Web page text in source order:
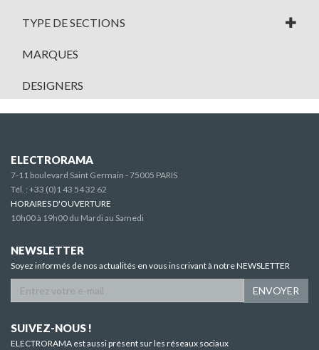
TYPE DE SECTIONS
MARQUES
DESIGNERS
ELECTRORAMA
7-11 boulevard Saint Germain - 75005 PARIS
Tél. : +33 (0)1 43 54 32 62
HORAIRES D'OUVERTURE
10h00 à 19h00 du Mardi au Samedi
NEWSLETTER
Soyez informés de nos actualités en vous inscrivant à notre NEWSLETTER
ENVOYER
SUIVEZ-NOUS !
ELECTRORAMA est aussi présent sur les réseaux sociaux